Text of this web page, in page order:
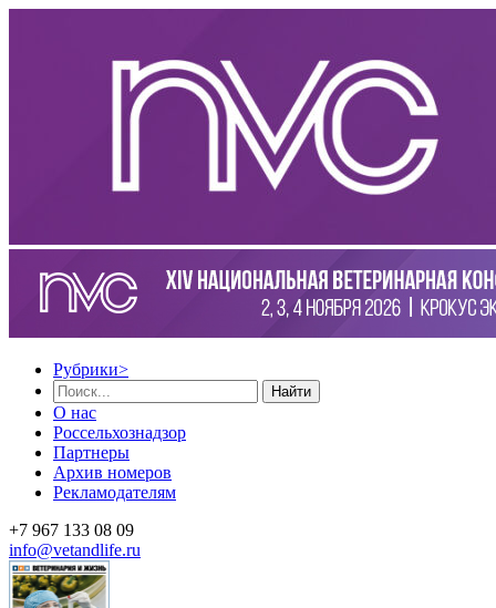
Рубрики>
Найти
О нас
Россельхознадзор
Партнеры
Архив номеров
Рекламодателям
+7 967 133 08 09
info@vetandlife.ru